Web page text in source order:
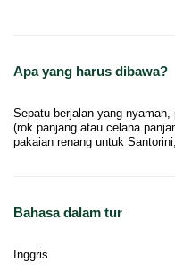
Apa yang harus dibawa?
Sepatu berjalan yang
(rok panjang atau celana
pakaian renang untuk
Bahasa dalam tur
Inggris